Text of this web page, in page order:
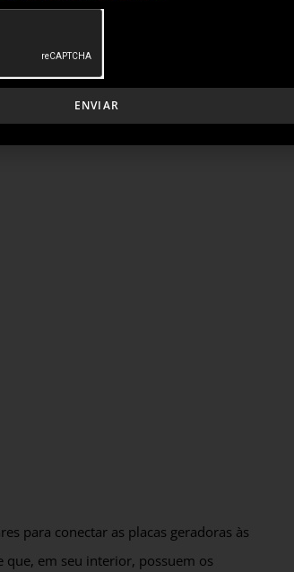
para conectar as placas geradoras às
que, em seu interior, possuem os
ENVIAR